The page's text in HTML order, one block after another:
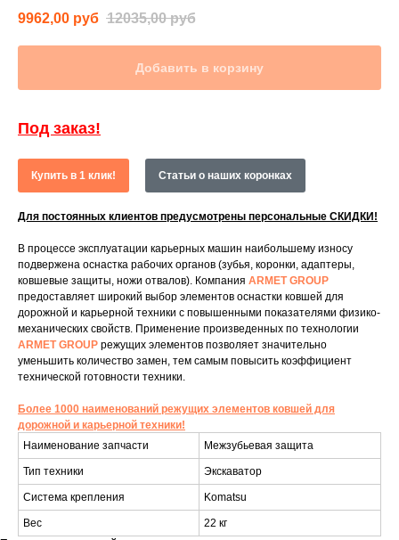
9962,00 руб 12035,00 руб
Добавить в корзину
Под заказ!
Купить в 1 клик! Статьи о наших коронках
Для постоянных клиентов предусмотрены персональные СКИДКИ!
В процессе эксплуатации карьерных машин наибольшему износу
подвержена оснастка рабочих органов (зубья, коронки, адаптеры,
ковшевые защиты, ножи отвалов). Компания ARMET GROUP
предоставляет широкий выбор элементов оснастки ковшей для
дорожной и карьерной техники с повышенными показателями физико-
механических свойств. Применение произведенных по технологии
ARMET GROUP режущих элементов позволяет значительно
уменьшить количество замен, тем самым повысить коэффициент
технической готовности техники.
Более 1000 наименований режущих элементов ковшей для
дорожной и карьерной техники!
Наименование запчасти
Межзубьевая защита
Тип техники Экскаватор
Система крепления Komatsu
Вес
22 кг